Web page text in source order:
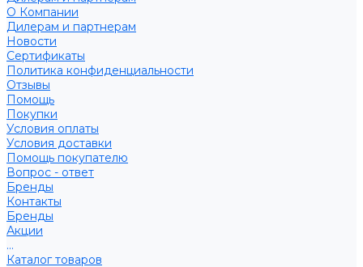
О Компании
Дилерам и партнерам
Новости
Сертификаты
Политика конфиденциальности
Отзывы
Помощь
Покупки
Условия оплаты
Условия доставки
Помощь покупателю
Вопрос - ответ
Бренды
Контакты
Бренды
Акции
...
Каталог товаров